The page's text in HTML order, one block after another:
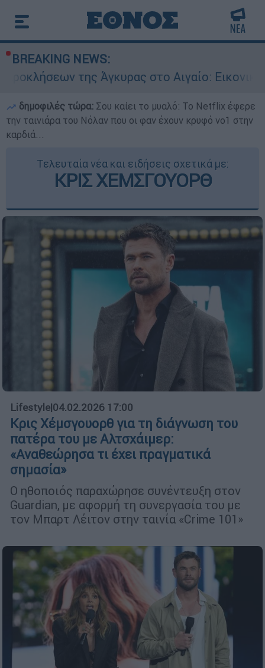
BREAKING NEWS:
Άγκυρας στο Αιγαίο: Εικονική αερομαχία
δημοφιλές τώρα: Σου καίει το μυαλό: Το Netflix έφερε
την ταινιάρα του Νόλαν που οι φαν έχουν κρυφό νο1 στην
καρδιά...
Τελευταία νέα και ειδήσεις σχετικά με:
ΚΡΙΣ ΧΕΜΣΓΟΥΟΡΘ
Lifestyle|04.02.2026 17:00
Κρις Χέμσγουορθ για τη διάγνωση του
πατέρα του με Αλτσχάιμερ:
«Αναθεώρησα τι έχει πραγματικά
σημασία»
Ο ηθοποιός παραχώρησε συνέντευξη στον
Guardian, με αφορμή τη συνεργασία του με
τον Μπαρτ Λέιτον στην ταινία «Crime 101»